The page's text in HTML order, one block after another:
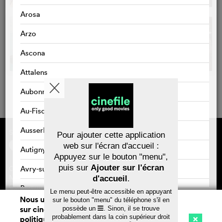
Arosa
Arzo
Ascona
Attalens
Aubonne
Au-Fischingen
Ausserbinn
Autigny
Avry-sur-Matran
Baar
Bad Zurzach
Sauvegarder
Sponsorisé par
Contact
Mentions légales
Confidentialité des données
À propos de cinefile
S'inscrire/s'abonner
Newsletter
FAQ
Bons-cadeaux
Nous utilisons des cookies. En naviguant
sur cinefile.ch, vous acceptez notre
politique d'utilisation des cookies. Pour
Pour ajouter cette application
web sur l'écran d'accueil :
Appuyez sur le bouton "menu",
puis sur Ajouter sur l'écran
d'accueil.
Le menu peut-être accessible en appuyant
sur le bouton "menu" du téléphone s'il en
possède un
. Sinon, il se trouve
probablement dans la coin supérieur droit